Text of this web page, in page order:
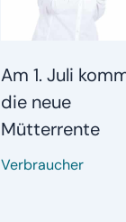
Am 1. Juli
die neue
Mütterrente
Verbraucher